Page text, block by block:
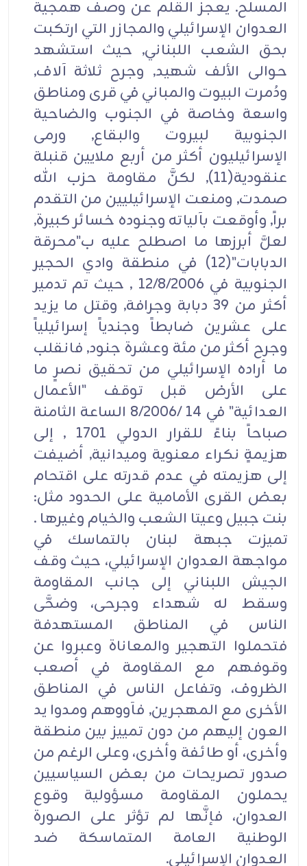
المسلح. يعجز القلم عن وصف همجية
العدوان الإسرائيلي والمجازر التي ارتكبت
بحق الشعب اللبناني, حيث استشهد
حوالى الألف شهيد, وجرح ثلاثة آلاف,
ودُمرت البيوت والمباني في قرى ومناطق
واسعة وخاصة في الجنوب والضاحية
الجنوبية لبيروت والبقاع, ورمى
الإسرائيليون أكثر من أربع ملايين قنبلة
عنقودية(11), لكنَّ مقاومة حزب الله
صمدت, ومنعت الإسرائيليين من التقدم
براً, وأوقعت بآلياته وجنوده خسائر كبيرة,
لعلَّ أبرزها ما اصطلح عليه ب"محرقة
الدبابات"(12) في منطقة وادي الحجير
الجنوبية في 12/8/2006 , حيث تم تدمير
أكثر من 39 دبابة وجرافة, وقتل ما يزيد
على عشرين ضابطاً وجندياً إسرائيلياً
وجرح أكثر من مئة وعشرة جنود, فانقلب
ما أراده الإسرائيلي من تحقيق نصرٍ ما
على الأرض قبل توقف "الأعمال
العدائية" في 14 /8/2006 الساعة الثامنة
صباحاً بناءً للقرار الدولي 1701 , إلى
هزيمةٍ نكراء معنوية وميدانية, أضيفت
إلى هزيمته في عدم قدرته على اقتحام
بعض القرى الأمامية على الحدود مثل:
بنت جبيل وعيتا الشعب والخيام وغيرها .
تميزت جبهة لبنان بالتماسك في
مواجهة العدوان الإسرائيلي، حيث وقف
الجيش اللبناني إلى جانب المقاومة
وسقط له شهداء وجرحى، وضحَّى
الناس في المناطق المستهدفة
فتحملوا التهجير والمعاناة وعبروا عن
وقوفهم مع المقاومة في أصعب
الظروف، وتفاعل الناس في المناطق
الأخرى مع المهجرين, فآووهم ومدوا يد
العون إليهم من دون تمييز بين منطقة
وأخرى، أو طائفة وأخرى، وعلى الرغم من
صدور تصريحات من بعض السياسيين
يحملون المقاومة مسؤولية وقوع
العدوان، فإنَّها لم تؤثر على الصورة
الوطنية العامة المتماسكة ضد
العدوان الإسرائيلي.